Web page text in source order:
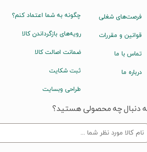
چگونه به شما اعتماد کنم؟
رویه‌های بازگرداندن کالا
ضمانت اصالت کالا
ثبت شکایت
طراحی وبسایت
فرصت‌های شغلی
قوانین و مقررات
تماس با ما
درباره ما
دنبال چه محصولی هستید؟